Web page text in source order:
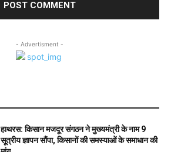
- Advertisment -
हाथरस: किसान मजदूर संगठन ने मुख्यमंत्री के नाम 9
सूत्रीय ज्ञापन सौंपा, किसानों की समस्याओं के समाधान की